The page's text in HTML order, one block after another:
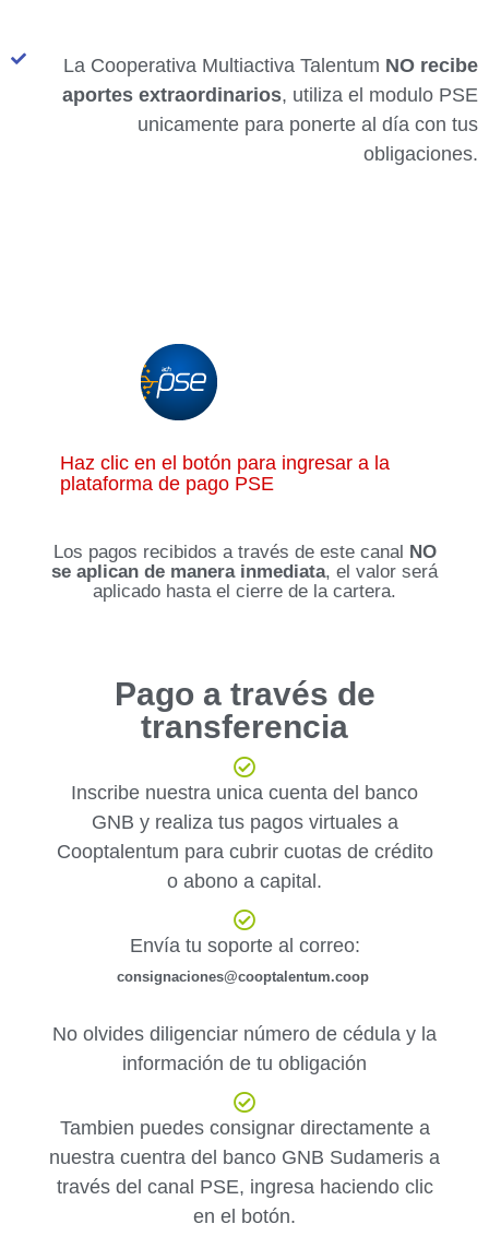
La Cooperativa Multiactiva Talentum NO recibe
aportes extraordinarios, utiliza el modulo PSE
unicamente para ponerte al día con tus
obligaciones.
Haz clic en el botón para ingresar a la
plataforma de pago PSE
Los pagos recibidos a través de este canal NO
se aplican de manera inmediata, el valor será
aplicado hasta el cierre de la cartera.
Pago a través de
transferencia
Inscribe nuestra unica cuenta del banco
GNB y realiza tus pagos virtuales a
Cooptalentum para cubrir cuotas de crédito
o abono a capital.
Envía tu soporte al correo:
consignaciones@cooptalentum.coop
No olvides diligenciar número de cédula y la
información de tu obligación
Tambien puedes consignar directamente a
nuestra cuentra del banco GNB Sudameris a
través del canal PSE, ingresa haciendo clic
en el botón.